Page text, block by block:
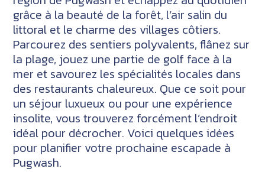
grâce à la beauté de la forêt, l’air salin du
littoral et le charme des villages côtiers.
Parcourez des sentiers polyvalents, flânez sur
la plage, jouez une partie de golf face à la
mer et savourez les spécialités locales dans
des restaurants chaleureux. Que ce soit pour
un séjour luxueux ou pour une expérience
insolite, vous trouverez forcément l’endroit
idéal pour décrocher. Voici quelques idées
pour planifier votre prochaine escapade à
Pugwash.